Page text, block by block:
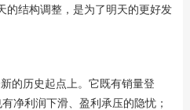
的结构调整，是为了明天的更好发
的历史起点上。它既有销量登
净利润下滑、盈利承压的隐忧；